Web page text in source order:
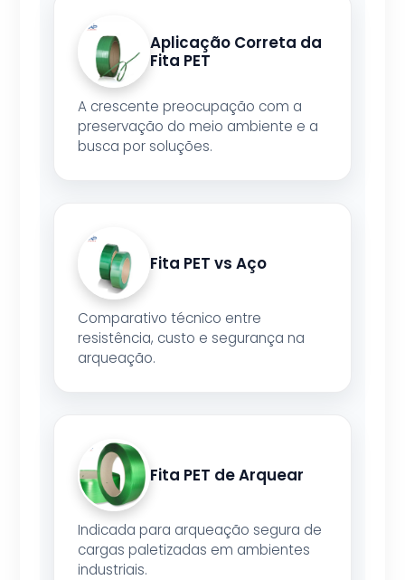
Aplicação Correta da
Fita PET
A crescente preocupação com a
preservação do meio ambiente e a
busca por soluções.
Fita PET vs Aço
Comparativo técnico entre
resistência, custo e segurança na
arqueação.
Fita PET de Arquear
Indicada para arqueação segura de
cargas paletizadas em ambientes
industriais.